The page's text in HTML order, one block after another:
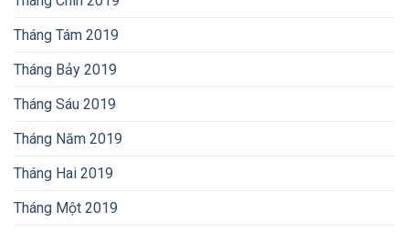
Tháng Tám 2019
Tháng Bảy 2019
Tháng Sáu 2019
Tháng Năm 2019
Tháng Hai 2019
Tháng Một 2019